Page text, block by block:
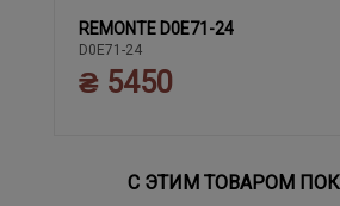
36 37 38 39
REMONTE D0E71-24
D0E71-24
₴ 5450
С ЭТИМ ТОВАРОМ